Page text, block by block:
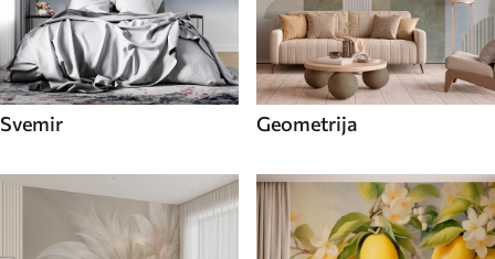
Svemir Geometrija